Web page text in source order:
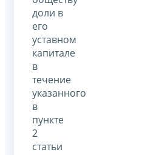
доли в
его
уставном
капитале
в
течение
указанного
в
пункте
2
статьи